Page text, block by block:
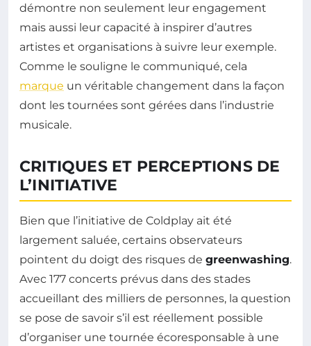
démontre non seulement leur engagement
mais aussi leur capacité à inspirer d’autres
artistes et organisations à suivre leur exemple.
Comme le souligne le communiqué, cela
marque un véritable changement dans la façon
dont les tournées sont gérées dans l’industrie
musicale.
CRITIQUES ET PERCEPTIONS DE
L’INITIATIVE
Bien que l’initiative de Coldplay ait été
largement saluée, certains observateurs
pointent du doigt des risques de greenwashing.
Avec 177 concerts prévus dans des stades
accueillant des milliers de personnes, la question
se pose de savoir s’il est réellement possible
d’organiser une tournée écoresponsable à une